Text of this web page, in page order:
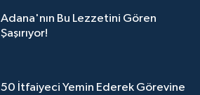
Adana'nın Bu Lezzetini Gören
Şaşırıyor!
50 İtfaiyeci Yemin Ederek Görevine